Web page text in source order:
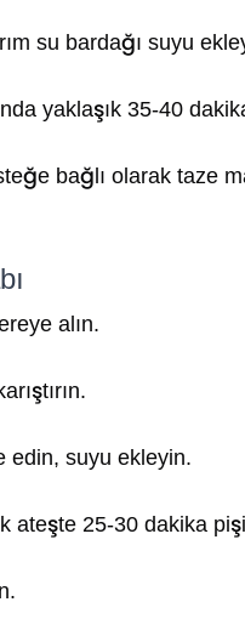
su bardağı suyu
yaklaşık 35-40
bağlı olarak taze
alın.
edin, suyu ekleyin.
ateşte 25-30 dakika